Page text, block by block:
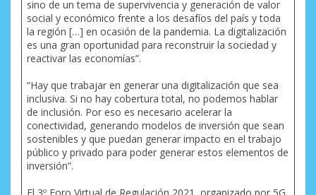
sino de un tema de supervivencia y generación de valor
social y económico frente a los desafíos del país y toda
la región […] en ocasión de la pandemia. La digitalización
es una gran oportunidad para reconstruir la sociedad y
reactivar las economías”.
“Hay que trabajar en generar una digitalización que sea
inclusiva. Si no hay cobertura total, no podemos hablar
de inclusión. Por eso es necesario acelerar la
conectividad, generando modelos de inversión que sean
sostenibles y que puedan generar impacto en el trabajo
público y privado para poder generar estos elementos de
inversión”.